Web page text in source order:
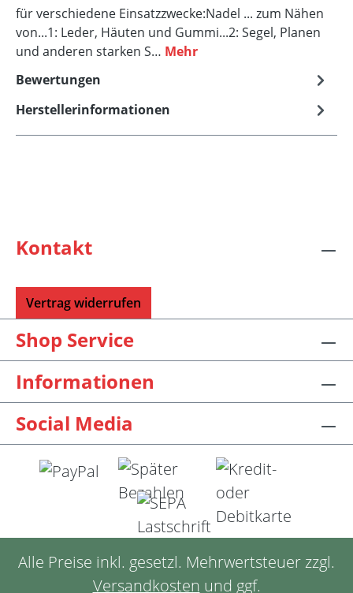
für verschiedene Einsatzzwecke:Nadel ... zum Nähen
von...1: Leder, Häuten und Gummi...2: Segel, Planen
und anderen starken S… Mehr
Bewertungen
Herstellerinformationen
Kontakt
Vertrag widerrufen
Shop Service
Informationen
Social Media
Alle Preise inkl. gesetzl. Mehrwertsteuer zzgl.
Versandkosten und ggf.